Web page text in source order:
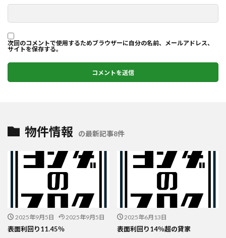
次回のコメントで使用するためブラウザーに自分の名前、メールアドレス、
サイトを保存する。
物件情報 の最新記事8件
2025年9月5日 2025年9月5日
表面利回り11.45％
2025年6月13日
表面利回り14％超の貸家